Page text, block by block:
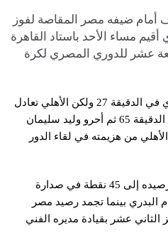
أمام ضيفه مصر المقاصة لفوز
الذي أقيم مساء الأحد باستاد القاهرة
عشر للدوري المصري لكرة
تقدم للمقاصة الغاني جون أنطوي في الدقيقة 27 ولكن الأهلي تعادل
بهدف النيجيري جونيور أجاي في الدقيقة 65 ثم أحرو وليد سليمان
في الدقيقة 85 ليثأر الأهلي من هزيمته في لقاء الدور
ورفع الأهلي حامل لقب الدوري رصيده إلى 45 نقطة في صدارة
البدري بينما تجمد رصيد مصر
في المركز الثاني عشر بقيادة مديره الفني